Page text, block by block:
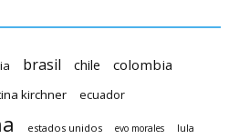
brasil chile colombia
kirchner ecuador
estados unidos evo morales lula